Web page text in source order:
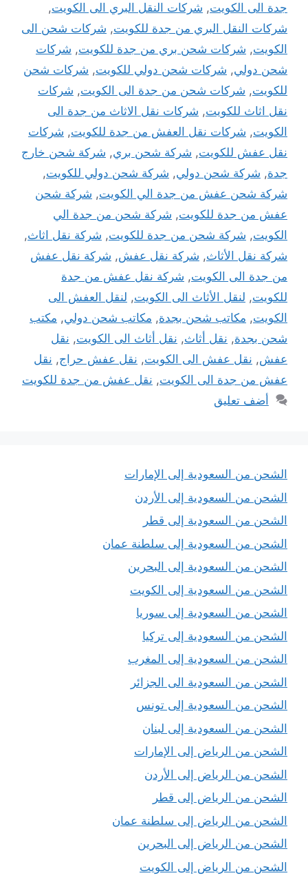
جدة الى الكويت, شركات النقل البري الى الكويت,
شركات النقل البري من جدة للكويت, شركات شحن الى
الكويت, شركات شحن بري من جدة للكويت, شركات
شحن دولي, شركات شحن دولي للكويت, شركات شحن
للكويت, شركات شحن من جدة الى الكويت, شركات
نقل اثاث للكويت, شركات نقل الاثاث من جدة الى
الكويت, شركات نقل العفش من جدة للكويت, شركات
نقل عفش للكويت, شركة شحن بري, شركة شحن خارج
جدة, شركة شحن دولي, شركة شحن دولي للكويت,
شركة شحن عفش من جدة الي الكويت, شركة شحن
عفش من جدة للكويت, شركة شحن من جدة الي
الكويت, شركة شحن من جدة للكويت, شركة نقل اثاث,
شركة نقل الأثاث, شركة نقل عفش, شركة نقل عفش
من جدة الى الكويت, شركة نقل عفش من جدة
للكويت, لنقل الأثاث الى الكويت, لنقل العفش الى
الكويت, مكاتب شحن بجدة, مكاتب شحن دولي, مكتب
شحن بجدة, نقل أثاث, نقل أثاث الى الكويت, نقل
عفش, نقل عفش الى الكويت, نقل عفش حراج, نقل
عفش من جدة الى الكويت, نقل عفش من جدة للكويت
أضف تعليق
الشحن من السعودية إلى الإمارات
الشحن من السعودية إلى الأردن
الشحن من السعودية إلى قطر
الشحن من السعودية إلى سلطنة عمان
الشحن من السعودية إلى البحرين
الشحن من السعودية إلى الكويت
الشحن من السعودية إلى سوريا
الشحن من السعودية إلى تركيا
الشحن من السعودية إلى المغرب
الشحن من السعودية الى الجزائر
الشحن من السعودية إلى تونس
الشحن من السعودية إلى لبنان
الشحن من الرياض إلى الإمارات
الشحن من الرياض إلى الأردن
الشحن من الرياض إلى قطر
الشحن من الرياض إلى سلطنة عمان
الشحن من الرياض إلى البحرين
الشحن من الرياض إلى الكويت